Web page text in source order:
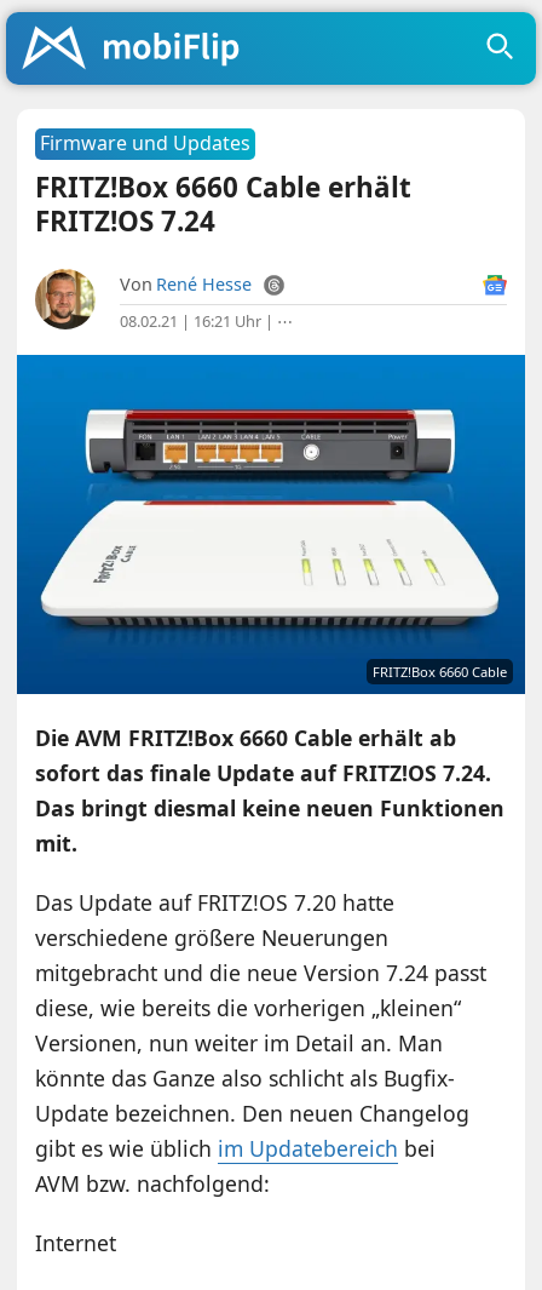
Firmware und Updates
FRITZ!Box 6660 Cable erhält
FRITZ!OS 7.24
Von René Hesse
08.02.21 | 16:21 Uhr | ⋯
FRITZ!Box 6660 Cable
Die AVM FRITZ!Box 6660 Cable erhält ab
sofort das finale Update auf FRITZ!OS 7.24.
Das bringt diesmal keine neuen Funktionen
mit.
Das Update auf FRITZ!OS 7.20 hatte
verschiedene größere Neuerungen
mitgebracht und die neue Version 7.24 passt
diese, wie bereits die vorherigen „kleinen“
Versionen, nun weiter im Detail an. Man
könnte das Ganze also schlicht als Bugfix-
Update bezeichnen. Den neuen Changelog
gibt es wie üblich im Updatebereich bei
AVM bzw. nachfolgend:
Internet